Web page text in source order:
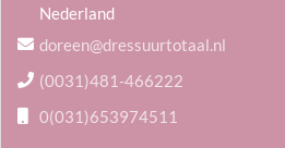
Nederland
doreen@dressuurtotaal.nl
(0031)481-466222
0(031)653974511